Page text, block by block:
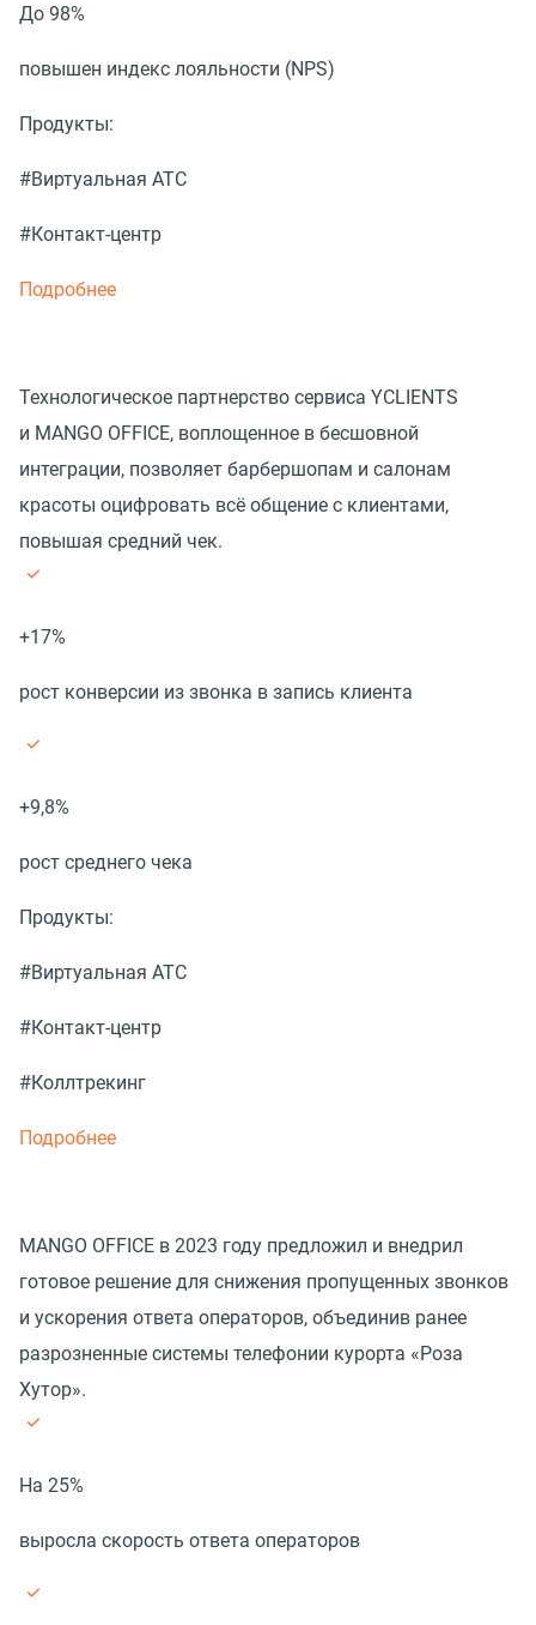
До 98%
повышен индекс лояльности (NPS)
Продукты:
#Виртуальная АТС
#Контакт-центр
Подробнее
Технологическое партнерство сервиса YCLIENTS
и MANGO OFFICE, воплощенное в бесшовной
интеграции, позволяет барбершопам и салонам
красоты оцифровать всё общение с клиентами,
повышая средний чек.
+17%
рост конверсии из звонка в запись клиента
+9,8%
рост среднего чека
Продукты:
#Виртуальная АТС
#Контакт-центр
#Коллтрекинг
Подробнее
MANGO OFFICE в 2023 году предложил и внедрил
готовое решение для снижения пропущенных звонков
и ускорения ответа операторов, объединив ранее
разрозненные системы телефонии курорта «Роза
Хутор».
На 25%
выросла скорость ответа операторов